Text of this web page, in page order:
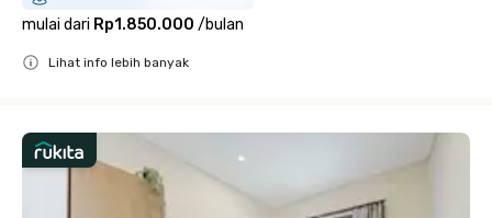
mulai dari Rp1.850.000 /bulan
Lihat info lebih banyak